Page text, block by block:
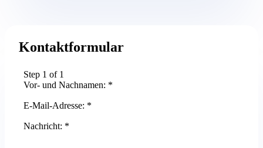
Kontaktformular